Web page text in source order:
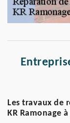
Les travaux de
KR Ramonage